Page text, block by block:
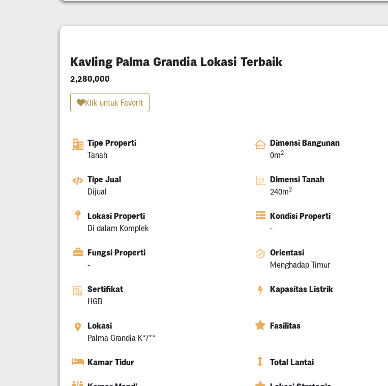
Kavling Palma Grandia Lokasi Terbaik
2,280,000
Klik untuk Favorit
Tipe Properti
Tanah
Dimensi Bangunan
0m2
Tipe Jual
Dijual
Dimensi Tanah
240m2
Lokasi Properti
Di dalam Komplek
Kondisi Properti
-
Fungsi Properti
-
Orientasi
Menghadap Timur
Sertifikat
HGB
Kapasitas Listrik
Lokasi
Palma Grandia K*/**
Fasilitas
Kamar Tidur Total Lantai